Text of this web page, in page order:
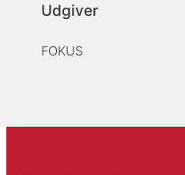
Udgiver
FOKUS